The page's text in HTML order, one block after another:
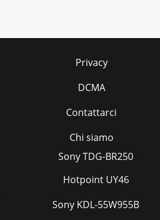
Privacy
DCMA
Contattarci
Chi siamo
Sony TDG-BR250
Hotpoint UY46
Sony KDL-55W955B